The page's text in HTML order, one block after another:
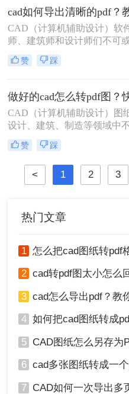
易于分享的特点，在日常工
据着重要地位。因此，将
换为PDF格式，成为了许多
的必要技能。那么CAD如何
PDF格式呢？本文将详细介绍
用的CAD转PDF的方法，帮
​CAD（计算机辅助设计）软
师、建筑师和设计师们不可
具，而PDF（可移植文档格式
则因其跨平台兼容性和内容
择。将CAD图纸导出为清晰
件，对于确保设计细节的准
在不同设备间的顺畅分享至
那么cad如何导出清晰的pdf
将详细介绍几种将CAD文件
晰PDF的方法。
赞 踩
CAD（计算机辅助设计）图
设计、建筑、制造等领域中
的重要文件。为了更方便地
看和打印这些图纸，许多用
将其转换为PDF（可移植文
图。那么做好的cad怎么转pdf
下面将详细介绍几种将CAD
赞 踩
< 1 2 3
热门文章
1 怎么把cad图纸转pdf格
2 cad转pdf图太小怎么
3 cad怎么导出pdf？教
4 如何把cad图纸转成pdf
5 CAD图纸怎么另存为
6 cad多张图纸转成一个文件
7 CAD如何一次导出多页